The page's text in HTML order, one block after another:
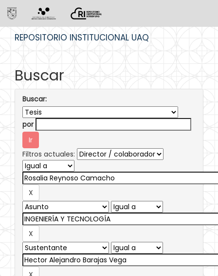
REPOSITORIO INSTITUCIONAL UAQ
Buscar
Buscar:
por
Filtros actuales: